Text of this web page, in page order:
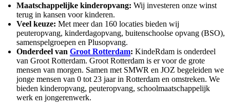
Maatschappelijke kinderopvang: Wij investeren onze winst
terug in kansen voor kinderen.
Veel keuze: Met meer dan 160 locaties bieden wij
peuteropvang, kinderdagopvang, buitenschoolse opvang (BSO),
samenspelgroepen en Plusopvang.
Onderdeel van Groot Rotterdam: KindeRdam is onderdeel
van Groot Rotterdam. Groot Rotterdam is er voor de grote
mensen van morgen. Samen met SMWR en JOZ begeleiden we
jonge mensen van 0 tot 23 jaar in Rotterdam en omstreken. We
bieden kinderopvang, peuteropvang, schoolmaatschappelijk
werk en jongerenwerk.